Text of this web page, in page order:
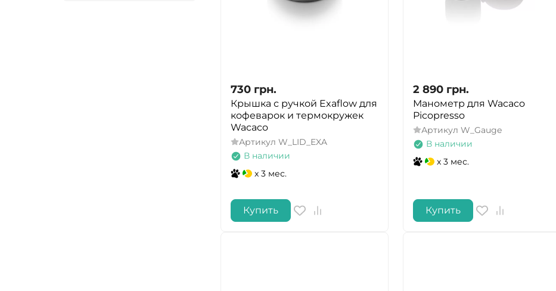
730 грн.
Крышка с ручкой Exaflow для
кофеварок и термокружек
Wacaco
Артикул W_LID_EXA
В наличии
x 3 мес.
Купить
2 890 грн.
Манометр для Wacaco
Picopresso
Артикул W_Gauge
В наличии
x 3 мес.
Купить